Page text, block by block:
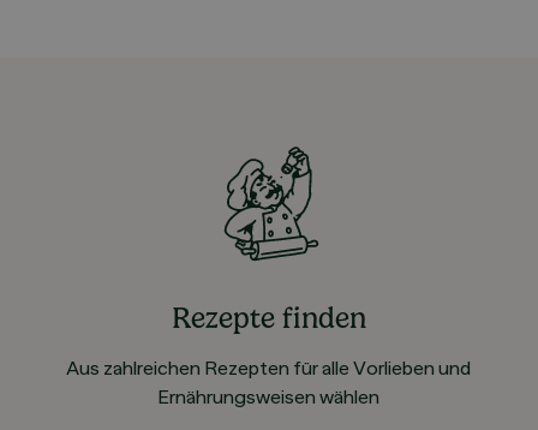
Rezepte finden
Aus zahlreichen Rezepten für alle Vorlieben und
Ernährungsweisen wählen